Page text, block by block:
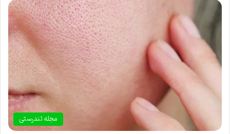
مجله تندرستی